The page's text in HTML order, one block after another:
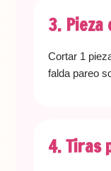
3.
Cortar 1
falda pareo
4. Tiras